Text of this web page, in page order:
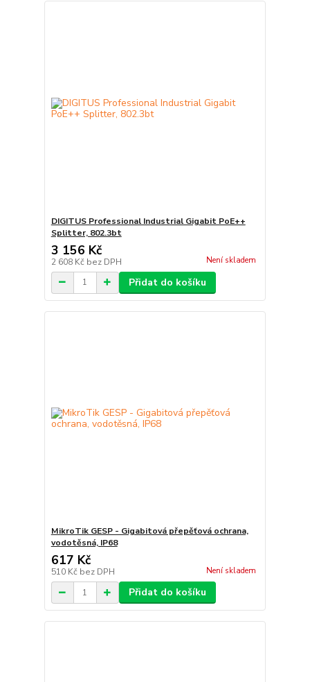
DIGITUS Professional Industrial Gigabit PoE++
Splitter, 802.3bt
3 156 Kč
2 608 Kč bez DPH Není skladem
Přidat do košíku
MikroTik GESP - Gigabitová přepěťová ochrana,
vodotěsná, IP68
617 Kč
510 Kč bez DPH Není skladem
Přidat do košíku